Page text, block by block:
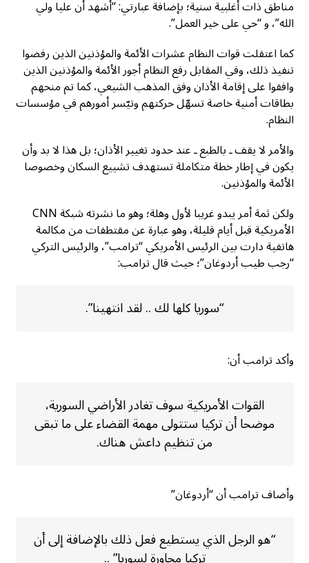
مناطق ذات أغلبية سنية؛ بإضافة عبارتي: “أشهد أن عليا ولي
الله”، و “حي على خير العمل”.
كما اعتقلت قوات النظام عشرات الأئمة والمؤذنين الذين رفضوا
تنفيذ ذلك، وفي المقابل رفع النظام أجور الأئمة والمؤذنين الذين
وافقوا على إقامة الأذان وفق المذهب الشيعي، كما تم منحهم
بطاقات أمنية خاصة تسهّل حركتهم وتيّسر أمورهم في مؤسسات
النظام.
والأمر لا يقف ـ بالطبع ـ عند حدود تغيير الأذان؛ بل هذا لا بد وأن
يكون في إطار خطة متكاملة تستهدف تشييع السكان وخصوصا
الأئمة والمؤذنين.
ولكن ثمة أمر يبدو غريبا لأول وهلة؛ وهو ما نشرته شبكة CNN
الأمريكية قبل أيام قليلة، وهو عبارة عن مقتطفات من مكالمة
هاتفية دارت بين الرئيس الأمريكي “ترامب”، والرئيس التركي
“رجب طيب أردوغان”؛ حيث قال ترامب:
“سوريا كلها لك .. لقد انتهينا”.
وأكد ترامب أن:
القوات الأمريكية سوف تغادر الأراضي السورية،
موضحا أن تركيا ستتولى مهمة القضاء على ما تبقى
من تنظيم داعش هناك.
وأضاف ترامب أن “أردوغان”
“هو الرجل الذي يستطيع فعل ذلك بالإضافة إلى أن